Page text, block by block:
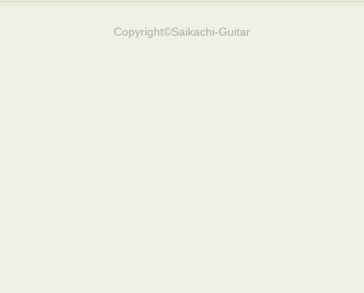
Copyright©︎Saikachi-Guitar